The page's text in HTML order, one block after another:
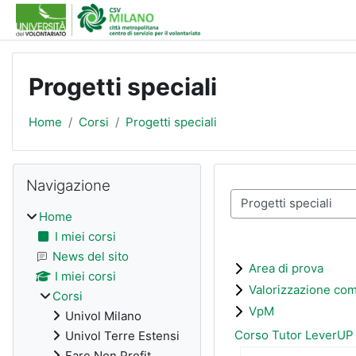
Vai al contenuto principale
Progetti speciali
Home Corsi Progetti speciali
Categorie di corso
Area di prova
Valorizzazione
VpM
Corso Tutor LeverUP
Blocchi
Navigazione
Home
I miei corsi
News del sito
I miei corsi
Corsi
Univol Milano
Univol Terre Estensi